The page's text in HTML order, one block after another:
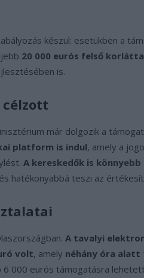
készül: esetükben a
20 000 eurós felső
is.
célzott
már dolgozik a
platform is indul, amely a
A kereskedők is
hatékonyabbá teszi az
A tavalyi
volt, amely néhány óra
000 eurós támogatásra